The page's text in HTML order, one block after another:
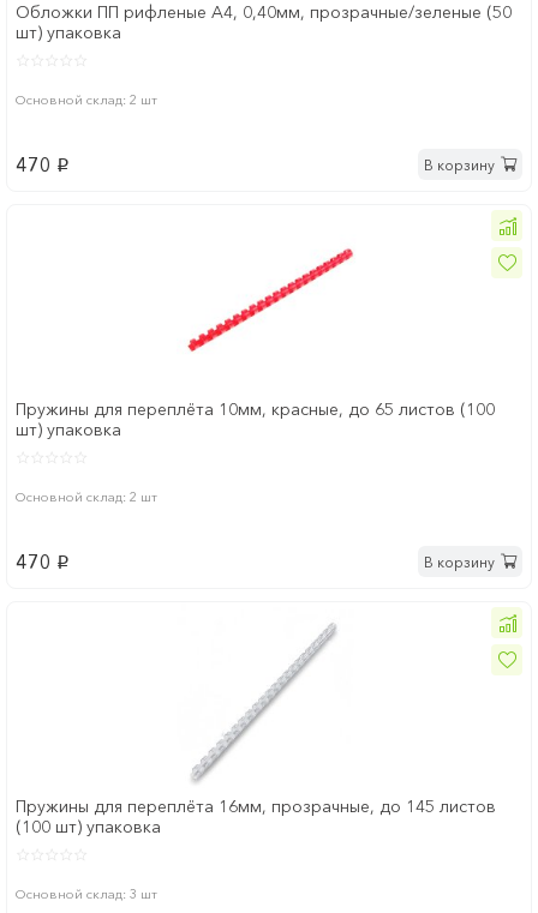
Обложки ПП рифленые А4, 0,40мм, прозрачные/зеленые (50
шт) упаковка
Основной склад: 2 шт
470 p В корзину
Пружины для переплёта 10мм, красные, до 65 листов (100
шт) упаковка
Основной склад: 2 шт
470 p В корзину
Пружины для переплёта 16мм, прозрачные, до 145 листов
(100 шт) упаковка
Основной склад: 3 шт